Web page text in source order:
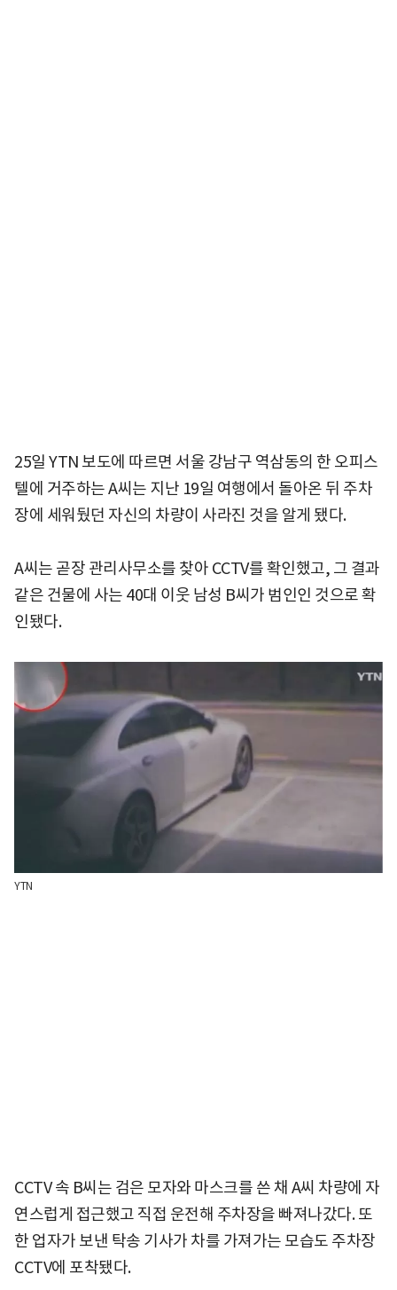
25일 YTN 보도에 따르면 서울 강남구 역삼동의 한 오피스
텔에 거주하는 A씨는 지난 19일 여행에서 돌아온 뒤 주차
장에 세워뒀던 자신의 차량이 사라진 것을 알게 됐다.
A씨는 곧장 관리사무소를 찾아 CCTV를 확인했고, 그 결과
같은 건물에 사는 40대 이웃 남성 B씨가 범인인 것으로 확
인됐다.
YTN
CCTV 속 B씨는 검은 모자와 마스크를 쓴 채 A씨 차량에 자
연스럽게 접근했고 직접 운전해 주차장을 빠져나갔다. 또
한 업자가 보낸 탁송 기사가 차를 가져가는 모습도 주차장
CCTV에 포착됐다.